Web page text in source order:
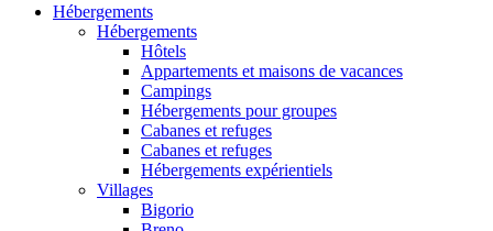
Hébergements
Hébergements
Hôtels
Appartements et maisons de vacances
Campings
Hébergements pour groupes
Cabanes et refuges
Cabanes et refuges
Hébergements expérientiels
Villages
Bigorio